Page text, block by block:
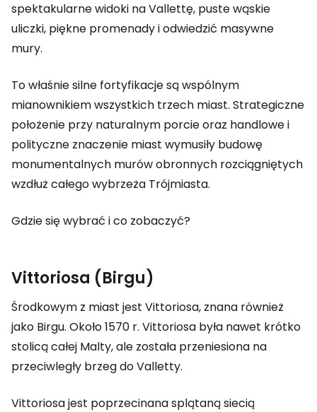
spektakularne widoki na Vallettę, puste wąskie
uliczki, piękne promenady i odwiedzić masywne
mury.
To właśnie silne fortyfikacje są wspólnym
mianownikiem wszystkich trzech miast. Strategiczne
położenie przy naturalnym porcie oraz handlowe i
polityczne znaczenie miast wymusiły budowę
monumentalnych murów obronnych rozciągniętych
wzdłuż całego wybrzeża Trójmiasta.
Gdzie się wybrać i co zobaczyć?
Vittoriosa (Birgu)
Środkowym z miast jest Vittoriosa, znana również
jako Birgu. Około 1570 r. Vittoriosa była nawet krótko
stolicą całej Malty, ale została przeniesiona na
przeciwległy brzeg do Valletty.
Vittoriosa jest poprzecinana splątaną siecią